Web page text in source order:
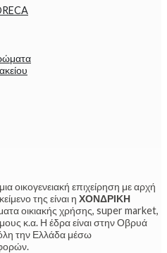
οικογενειακή επιχείρηση με αρχή
της είναι η ΧΟΝΔΡΙΚΗ
οικιακής χρήσης, super market,
κ.α. Η έδρα είναι στην Οβρυά
την Ελλάδα μέσω